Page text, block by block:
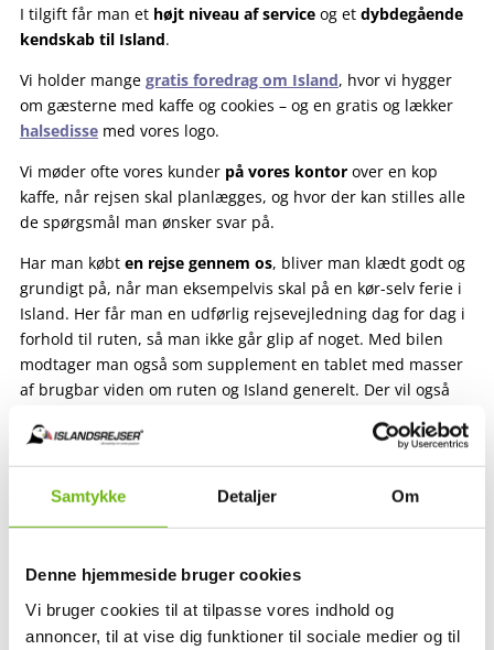
Samtykke Detaljer Om
Denne hjemmeside bruger cookies
Vi bruger cookies til at tilpasse vores indhold og
annoncer, til at vise dig funktioner til sociale medier og til
I tilgift får man et højt niveau af serviceog et dybdegående
kendskab til Island.
Vi holder mange gratis foredrag om Island, hvor vi hygger
om gæsterne med kaffe og cookies – og en gratis og lækker
halsedissemed vores logo.
Vi møder ofte vores kunder på vores kontorover en kop
kaffe, når rejsen skal planlægges, og hvor der kan stilles alle
de spørgsmål man ønsker svar på.
Har man købt en rejse gennem os, bliver man klædt godt og
grundigt på, når man eksempelvis skal på en kør-selv ferie i
Island. Her får man en udførlig rejsevejledning dag for dag i
forhold til ruten, så man ikke går glip af noget. Med bilen
modtager man også som supplement en tablet med masser
af brugbar viden om ruten og Island generelt. Der vil også
…vi kunne blive ved med at komme med fordele ifm
og ikke mindst et højt niveau af service og specialviden – i
vores tilfælde omIslandogFærøerne.